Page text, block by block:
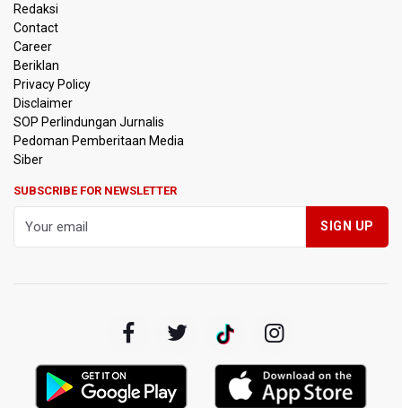
Massal
Harga Telur dan Daging Ayam Masih Tertekan,
Pemerintah Diminta Lindungi Peternak Kecil
Tak Mampu Bayar Gaji ASN, Ratusan Pemda Dapat
Suntikan Dana Rp20,5 Triliun dari Pusat
OJK Wajibkan Pindar Serahkan Data Transaksi
Pendanaan
Aldila dan Janice Berlaga di Sektor Ganda WTA 1000
Ramai di Media Sosial Soal Rehat Waktu 48 Jam Menuju
Redaksi
Contact
Career
Beriklan
Privacy Policy
Disclaimer
SOP Perlindungan Jurnalis
Pedoman Pemberitaan Media
Siber
SUBSCRIBE FOR NEWSLETTER